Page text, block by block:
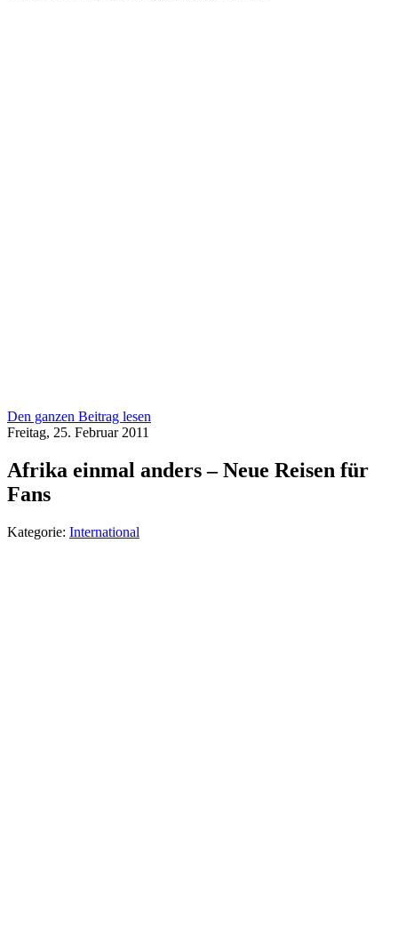
Den ganzen Beitrag lesen
Freitag, 25. Februar 2011
Afrika einmal anders – Neue Reisen für
Fans
Kategorie: International